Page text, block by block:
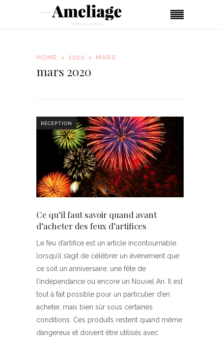
HOME 2020 MARS
mars 2020
RÉCEPTION
Ce qu’il faut savoir quand avant
d’acheter des feux d’artifices
Le feu d’artifice est un article incontournable
lorsqu’il s’agit de célébrer un événement que
ce soit un anniversaire, une fête de
l’indépendance ou encore un Nouvel An. Il est
tout à fait possible pour un particulier d’en
acheter, mais bien sûr sous certaines
conditions. Ces produits restent quand même
dangereux et doivent être utilisés avec